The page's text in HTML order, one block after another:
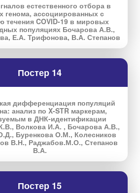
естественного отбора в
генома, ассоциированных с
течения COVID-19 в мировых
популяциях Бочарова А.В.,
Е.А. Трифонова, В.А. Степанов
Постер 14
дифференциация популяций
анализ по X-STR маркерам,
в ДНК-идентификации
Волкова И.А. , Бочарова А.В.,
Буренкова О.М., Колесников
В.Н., Раджабов.М.О., Степанов
В.А.
Постер 15